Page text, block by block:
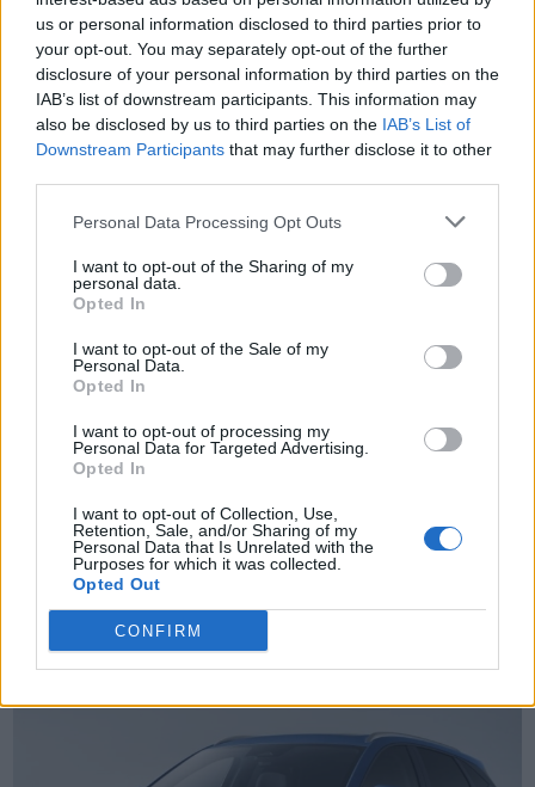
us or personal information disclosed to third parties prior to
your opt-out. You may separately opt-out of the further
disclosure of your personal information by third parties on the
IAB’s list of downstream participants. This information may
also be disclosed by us to third parties on the IAB’s List of
Downstream Participants that may further disclose it to other
Personal Data Processing Opt Outs
I want to opt-out of the Sharing of my
personal data.
Opted In
I want to opt-out of the Sale of my
Personal Data.
Opted In
I want to opt-out of processing my
Personal Data for Targeted Advertising.
Opted In
I want to opt-out of Collection, Use,
Retention, Sale, and/or Sharing of my
Personal Data that Is Unrelated with the
Purposes for which it was collected.
Opted Out
CONFIRM
TheCars.gr|19/02/2026 18:00
Δοκιμάζουμε το οικογενειακό
ηλεκτρικό Omoda 5
TheCars.gr|16/02/2026 20:00
Η Volkswagen παρουσιάζει το νέο